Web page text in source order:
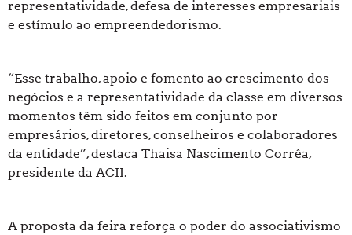
representatividade, defesa de interesses empresariais
e estímulo ao empreendedorismo.
“Esse trabalho, apoio e fomento ao crescimento dos
negócios e a representatividade da classe em diversos
momentos têm sido feitos em conjunto por
empresários, diretores, conselheiros e colaboradores
da entidade”, destaca Thaisa Nascimento Corrêa,
presidente da ACII.
A proposta da feira reforça o poder do associativismo